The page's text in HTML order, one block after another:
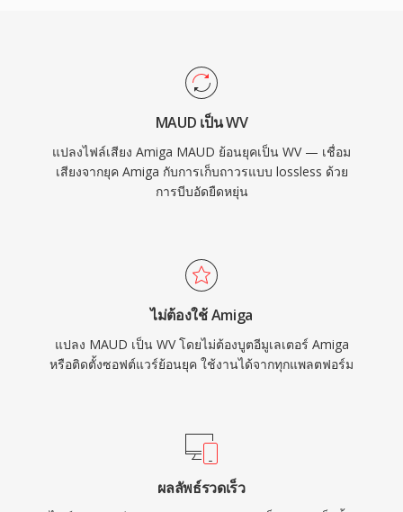
ค่า ReplayGain ครอบคลุมความต้องการด้านการจัด
ระเบียบของไลบรารีเพลงที่พิถีพิถันที่สุด
MAUD เป็น WV
แปลงไฟล์เสียง Amiga MAUD ย้อนยุคเป็น WV — เชื่อม
เสียงจากยุค Amiga กับการเก็บถาวรแบบ lossless ด้วย
การบีบอัดยืดหยุ่น
ไม่ต้องใช้ Amiga
แปลง MAUD เป็น WV โดยไม่ต้องบูตอีมูเลเตอร์ Amiga
หรือติดตั้งซอฟต์แวร์ย้อนยุค ใช้งานได้จากทุกแพลตฟอร์ม
ผลลัพธ์รวดเร็ว